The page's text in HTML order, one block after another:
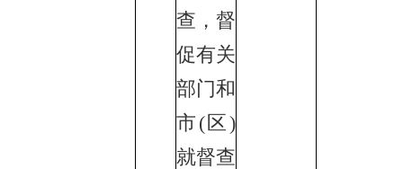
查，督
促有关
部门和
市(区)
就督查